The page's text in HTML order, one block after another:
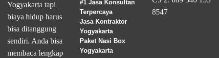
Yogyakarta tapi
biaya hidup harus
bisa ditanggung
sendiri. Anda bisa
membaca lengkap
#1 Jasa Konsultan
Terpercaya
Jasa Kontraktor
Yogyakarta
Paket Nasi Box
Yogyakarta
8547